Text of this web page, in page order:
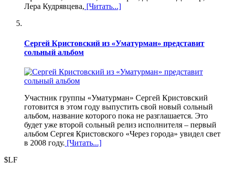
Лера Кудрявцева, [Читать...]
Сергей Кристовский из «Уматурман» представит
сольный альбом
Участник группы «Уматурман» Сергей Кристовский
готовится в этом году выпустить свой новый сольный
альбом, название которого пока не разглашается. Это
будет уже второй сольный релиз исполнителя – первый
альбом Сергея Кристовского «Через города» увидел свет
в 2008 году. [Читать...]
$LF